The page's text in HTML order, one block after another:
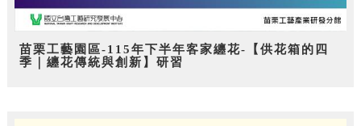
苗栗工藝園區-115年下半年客家纏花-【供花箱的四
季｜纏花傳統與創新】研習